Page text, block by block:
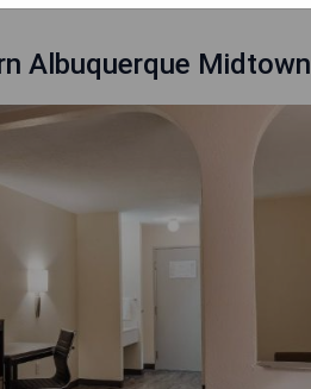
Albuquerque Midtown